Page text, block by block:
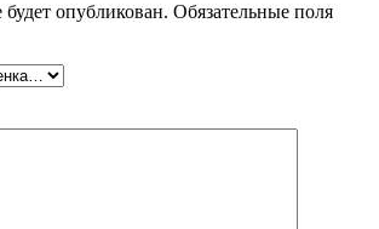
опубликован. Обязательные поля